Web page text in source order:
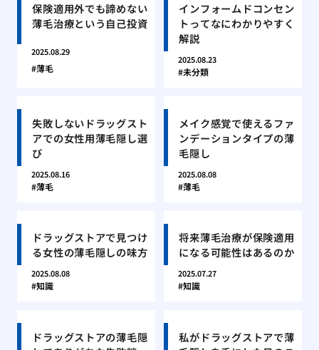
保険適用外でも諦めない
薄毛治療という自己投資
2025.08.29
薄毛
インフォームドコンセン
トってなにわかりやすく
解説
2025.08.23
未分類
失敗しないドラッグスト
アでの女性用薄毛隠し選
び
2025.08.16
薄毛
メイク感覚で使えるファ
ンデーションタイプの薄
毛隠し
2025.08.08
薄毛
ドラッグストアで見つけ
る女性の薄毛隠しの味方
2025.08.08
知識
将来薄毛治療が保険適用
になる可能性はあるのか
2025.07.27
知識
ドラッグストアの薄毛隠
私がドラッグストアで薄